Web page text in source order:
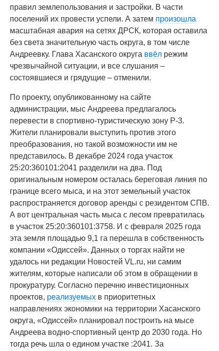
правил землепользования и застройки. В части
поселений их провести успели. А затем произошла
масштабная авария на сетях ДРСК, которая оставила
без света значительную часть округа, в том числе
Андреевку. Глава Хасанского округа ввёл режим
чрезвычайной ситуации, и все слушания –
состоявшиеся и грядущие – отменили.
По проекту, опубликованному на сайте
администрации, мыс Андреева предлагалось
перевести в спортивно-туристическую зону Р-3.
Жители планировали выступить против этого
преобразования, но такой возможности им не
представилось. В декабре 2024 года участок
25:20:360101:2041 разделили на два. Под
оригинальным номером осталась береговая линия по
границе всего мыса, и на этот земельный участок
распространяется договор аренды с резидентом СПВ.
А вот центральная часть мыса с лесом превратилась
в участок 25:20:360101:3758. И с февраля 2025 года
эта земля площадью 9,1 га перешла в собственность
компании «Одиссей». Данных о торгах найти не
удалось ни редакции Новостей VL.ru, ни самим
жителям, которые написали об этом в обращении в
прокуратуру. Согласно перечню инвестиционных
проектов, реализуемых в приоритетных
направлениях экономики на территории Хасанского
округа, «Одиссей» планировал построить на мысе
Андреева водно-спортивный центр до 2030 года. Но
тогда речь шла о едином участке :2041. За